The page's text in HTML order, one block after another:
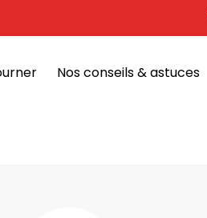
Nos conseils & astuces